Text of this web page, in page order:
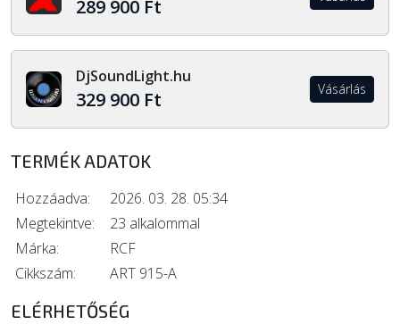
289 900 Ft
DjSoundLight.hu
329 900 Ft Vásárlás
TERMÉK ADATOK
Hozzáadva:
2026. 03. 28. 05:34
Megtekintve:
23 alkalommal
Márka:
RCF
Cikkszám:
ART 915-A
ELÉRHETŐSÉG